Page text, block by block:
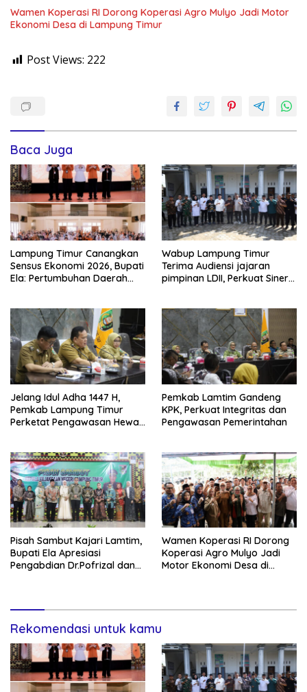
Wamen Koperasi RI Dorong Koperasi Agro Mulyo Jadi Motor
Ekonomi Desa di Lampung Timur
Post Views: 222
Baca Juga
Lampung Timur Canangkan
Sensus Ekonomi 2026, Bupati
Ela: Pertumbuhan Daerah
Wabup Lampung Timur
Terima Audiensi jajaran
pimpinan LDII, Perkuat Sinergi
Jelang Idul Adha 1447 H,
Pemkab Lampung Timur
Perketat Pengawasan Hewan
Pemkab Lamtim Gandeng
KPK, Perkuat Integritas dan
Pengawasan Pemerintahan
Pisah Sambut Kajari Lamtim,
Bupati Ela Apresiasi
Pengabdian Dr.Pofrizal dan
Wamen Koperasi RI Dorong
Koperasi Agro Mulyo Jadi
Motor Ekonomi Desa di
Rekomendasi untuk kamu